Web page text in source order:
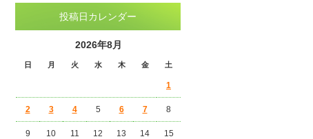
投稿日カレンダー
2026年8月
日 月 火 水 木 金 土
1
2 3 4 5 6 7 8
9 10 11 12 13 14 15